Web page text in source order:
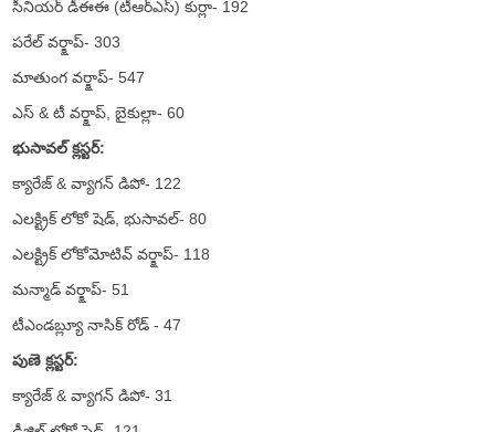
సీనియర్ డీఈఈ (టీఆర్ఎస్) కుర్లా- 192
పరేల్ వర్క్షాప్- 303
మాతుంగ వర్క్షాప్- 547
ఎస్ & టీ వర్క్షాప్, బైకుల్లా- 60
భుసావల్ క్లస్టర్:
క్యారేజ్ & వ్యాగన్ డిపో- 122
ఎలక్ట్రిక్ లోకో షెడ్, భుసావల్- 80
ఎలక్ట్రిక్ లోకోమోటివ్ వర్క్షాప్- 118
మన్మాడ్ వర్క్షాప్- 51
టీఎండబ్ల్యూ నాసిక్ రోడ్ - 47
పుణె క్లస్టర్:
క్యారేజ్ & వ్యాగన్ డిపో- 31